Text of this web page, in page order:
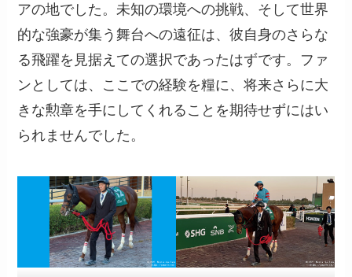
アの地でした。未知の環境への挑戦、そして世界
的な強豪が集う舞台への遠征は、彼自身のさらな
る飛躍を見据えての選択であったはずです。ファ
ンとしては、ここでの経験を糧に、将来さらに大
きな勲章を手にしてくれることを期待せずにはい
られませんでした。